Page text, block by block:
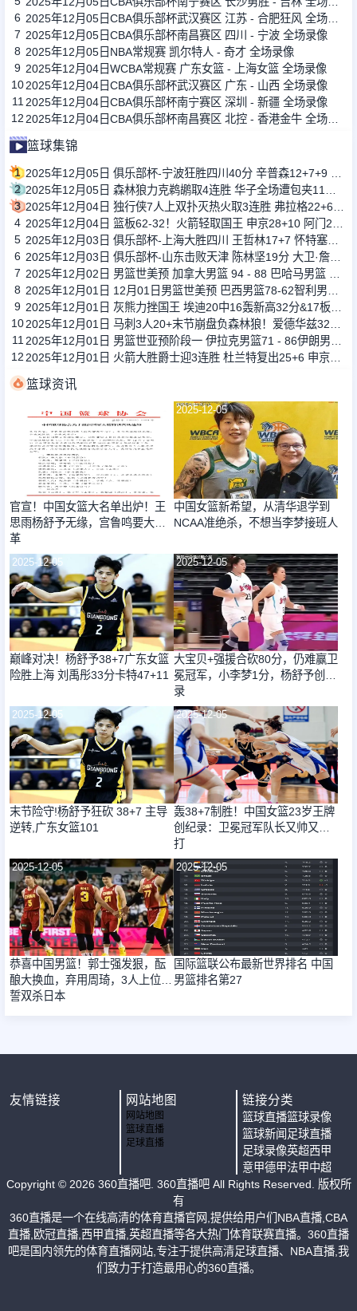
6
7 2025年12月05日CBA俱乐部杯南昌赛区 四川 - 宁波 全场录像
8 2025年12月05日NBA常规赛 凯尔特人 - 奇才 全场录像
9 2025年12月04日WCBA常规赛 广东女篮 - 上海女篮 全场录像
102025年12月04日CBA俱乐部杯武汉赛区 广东 - 山西 全场录像
11 2025年12月04日CBA俱乐部杯南宁赛区 深圳 - 新疆 全场录像
12
篮球集锦
1
2
3
4
5
6
7
8
9
10
11
12
篮球资讯
2025-12-05
官宣！中国女篮大名单出炉！王
思雨杨舒予无缘，宫鲁鸣要大改
革
2025-12-05
中国女篮新希望，从清华退学到
NCAA准绝杀，不想当李梦接班人
2025-12-05
巅峰对决！杨舒予38+7广东女篮
险胜上海 刘禹彤33分卡特47+11
2025-12-05
大宝贝+强援合砍80分，仍难赢卫
冕冠军，小李梦1分，杨舒予创纪
录
2025-12-05
末节险守!杨舒予狂砍 38+7 主导
逆转,广东女篮101
2025-12-05
轰38+7制胜！中国女篮23岁王牌
创纪录：卫冕冠军队长又帅又能
打
2025-12-05
恭喜中国男篮！郭士强发狠，酝
酿大换血，弃用周琦，3人上位，
誓双杀日本
2025-12-05
国际篮联公布最新世界排名 中国
男篮排名第27
友情链接 网站地图
网站地图
篮球直播
足球直播
链接分类
篮球直播篮球录像
篮球新闻 足球直播
足球录像英超西甲
意甲德甲法甲中超
Copyright © 2026 360直播吧. 360直播吧 All Rights Reserved. 版权所
有
360直播是一个在线高清的体育直播官网,提供给用户们NBA直播,CBA
直播,欧冠直播,西甲直播,英超直播等各大热门体育联赛直播。360直播
吧是国内领先的体育直播网站,专注于提供高清足球直播、NBA直播,我
们致力于打造最用心的360直播。